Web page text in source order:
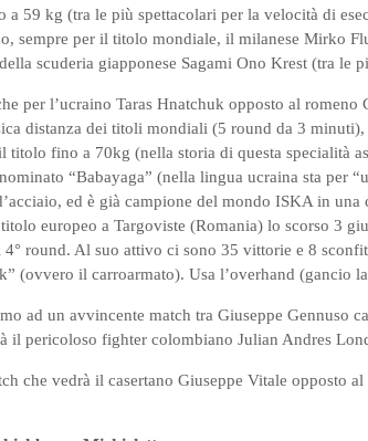
a 59 kg (tra le più spettacolari per la velocità di
sempre per il titolo mondiale, il milanese Mirko
scuderia giapponese Sagami Ono Krest (tra le
per l’ucraino Taras Hnatchuk opposto al romeno
distanza dei titoli mondiali (5 round da 3
titolo fino a 70kg (nella storia di questa specialità
“Babayaga” (nella lingua ucraina sta per
ed è già campione del mondo ISKA in una
europeo a Targoviste (Romania) lo scorso 3
round. Al suo attivo ci sono 35 vittorie e 8
(ovvero il carroarmato). Usa l’overhand (gancio
ad un avvincente match tra Giuseppe Gennuso
il pericoloso fighter colombiano Julian Andres
che vedrà il casertano Giuseppe Vitale opposto